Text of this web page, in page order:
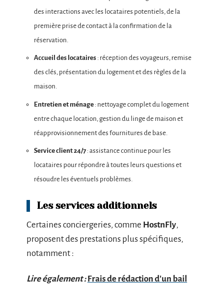
des interactions avec les locataires potentiels, de la
première prise de contact à la confirmation de la
réservation.
Accueil des locataires : réception des voyageurs, remise
des clés, présentation du logement et des règles de la
maison.
Entretien et ménage : nettoyage complet du logement
entre chaque location, gestion du linge de maison et
réapprovisionnement des fournitures de base.
Service client 24/7 : assistance continue pour les
locataires pour répondre à toutes leurs questions et
résoudre les éventuels problèmes.
Les services additionnels
Certaines conciergeries, comme HostnFly,
proposent des prestations plus spécifiques,
notamment :
Lire également : Frais de rédaction d'un bail